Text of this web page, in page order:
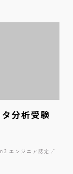
分析受験
エンジニア認定デ